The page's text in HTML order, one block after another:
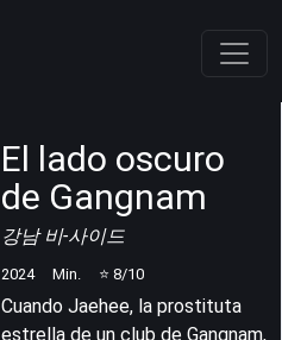
El lado oscuro
de Gangnam
강남 비-사이드
2024 Min. ⭐ 8/10
Cuando Jaehee, la prostituta
estrella de un club de Gangnam,